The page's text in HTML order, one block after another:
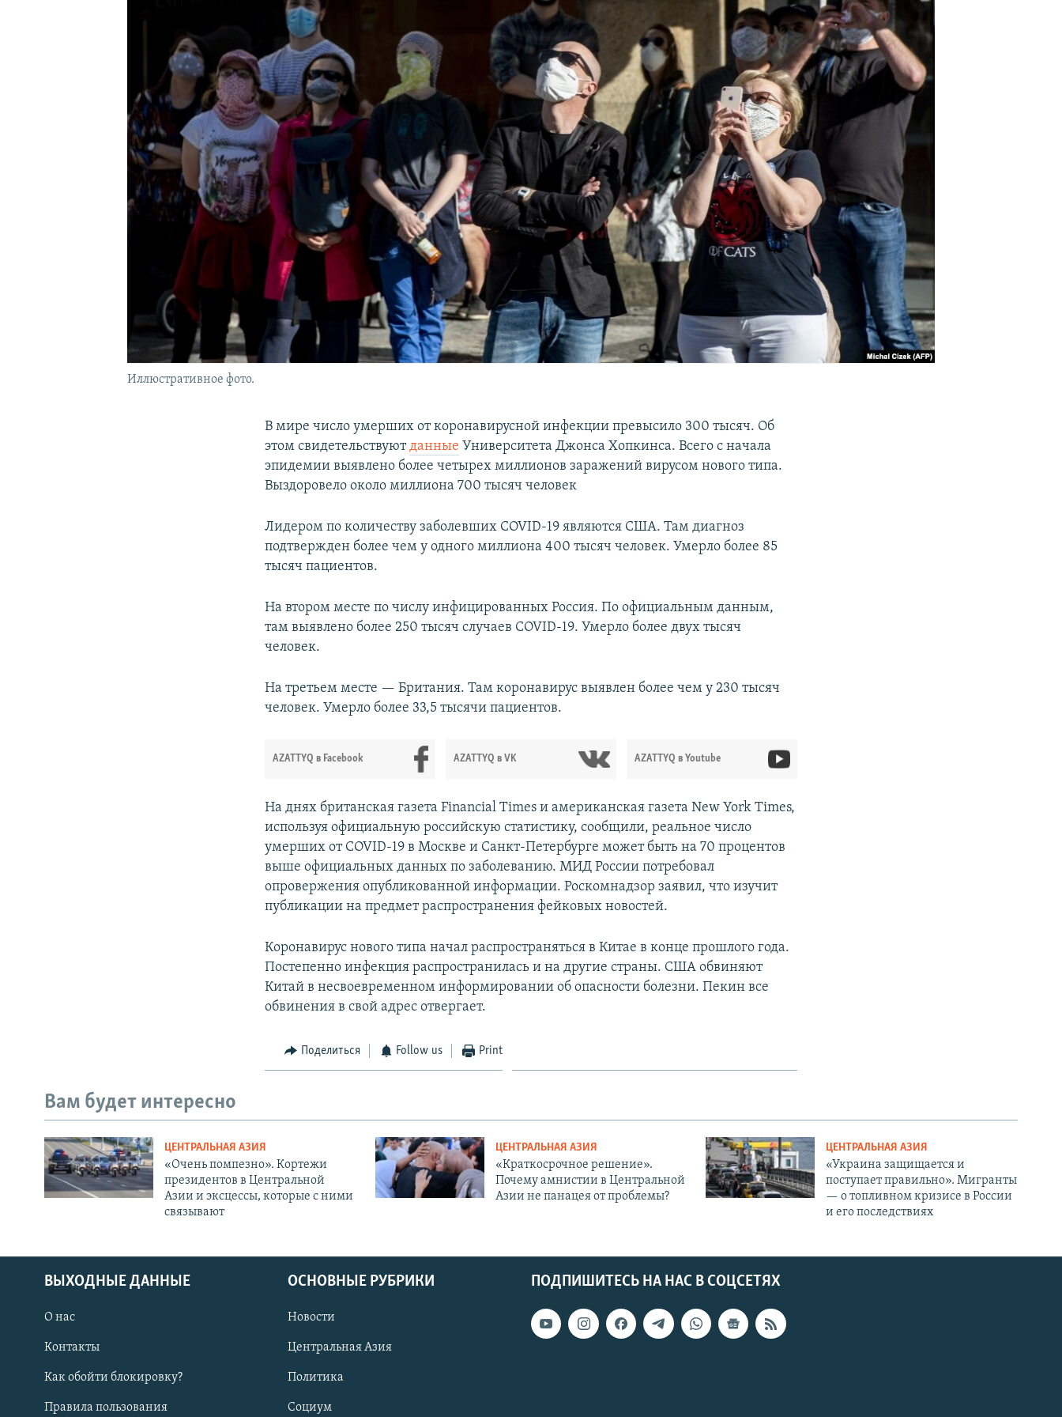
Иллюстративное фото.
В мире число умерших от коронавирусной инфекции превысило 300 тысяч. Об
этом свидетельствуютданные Университета Джонса Хопкинса. Всего с начала
эпидемии выявлено более четырех миллионов заражений вирусом нового типа.
Выздоровело около миллиона 700 тысяч человек
Лидером по количеству заболевших COVID-19 являются США. Там диагноз
подтвержден более чем у одного миллиона 400 тысяч человек. Умерло более 85
тысяч пациентов.
На втором месте по числу инфицированных Россия. По официальным данным,
там выявлено более 250 тысяч случаев COVID-19. Умерло более двух тысяч
человек.
На третьем месте — Британия. Там коронавирус выявлен более чем у 230 тысяч
человек. Умерло более 33,5 тысячи пациентов.
AZATTYQ в Facebook AZATTYQ в VK AZATTYQ в Youtube
На днях британская газета Financial Times и американская газета New York Times,
используя официальную российскую статистику, сообщили, реальное число
умерших от COVID-19 в Москве и Санкт-Петербурге может быть на 70 процентов
выше официальных данных по заболеванию. МИД России потребовал
опровержения опубликованной информации. Роскомнадзор заявил, что изучит
публикации на предмет распространения фейковых новостей.
Коронавирус нового типа начал распространяться в Китае в конце прошлого года.
Постепенно инфекция распространилась и на другие страны. США обвиняют
Китай в несвоевременном информировании об опасности болезни. Пекин все
обвинения в свой адрес отвергает.
Поделиться Follow us Print
Вам будет интересно
ЦЕНТРАЛЬНАЯ АЗИЯ
«Очень помпезно». Кортежи
президентов в Центральной
Азии и эксцессы, которые с ними
связывают
ЦЕНТРАЛЬНАЯ АЗИЯ
«Краткосрочное решение».
Почему амнистии в Центральной
Азии не панацея от проблемы?
ЦЕНТРАЛЬНАЯ АЗИЯ
«Украина защищается и
поступает правильно». Мигранты
— о топливном кризисе в России
и его последствиях
ПОДПИШИТЕСЬ НА НАС В СОЦСЕТЯХ
ВЫХОДНЫЕ ДАННЫЕ
О нас
Контакты
Как обойти блокировку?
Правила пользования
ОСНОВНЫЕ РУБРИКИ
Новости
Центральная Азия
Политика
Социум